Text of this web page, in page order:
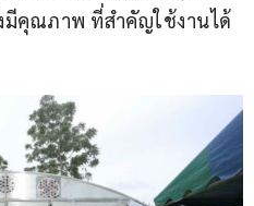
คุณภาพ ที่สำคัญใช้งานได้